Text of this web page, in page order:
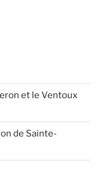
et le Ventoux
de Sainte-